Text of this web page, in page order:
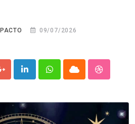
09/07/2026
LinkedInWhatsappCloud